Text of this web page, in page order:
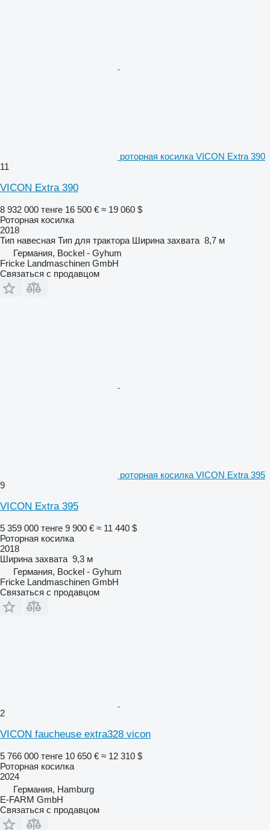
роторная косилка VICON Extra 390
11
VICON Extra 390
8 932 000 тенге 16 500 € ≈ 19 060 $
Роторная косилка
2018
Тип навесная Тип для трактора Ширина захвата 8,7 м
Германия, Bockel - Gyhum
Fricke Landmaschinen GmbH
Связаться с продавцом
роторная косилка VICON Extra 395
9
VICON Extra 395
5 359 000 тенге 9 900 € ≈ 11 440 $
Роторная косилка
2018
Ширина захвата 9,3 м
Германия, Bockel - Gyhum
Fricke Landmaschinen GmbH
Связаться с продавцом
2
VICON faucheuse extra328 vicon
5 766 000 тенге 10 650 € ≈ 12 310 $
Роторная косилка
2024
Германия, Hamburg
E-FARM GmbH
Связаться с продавцом